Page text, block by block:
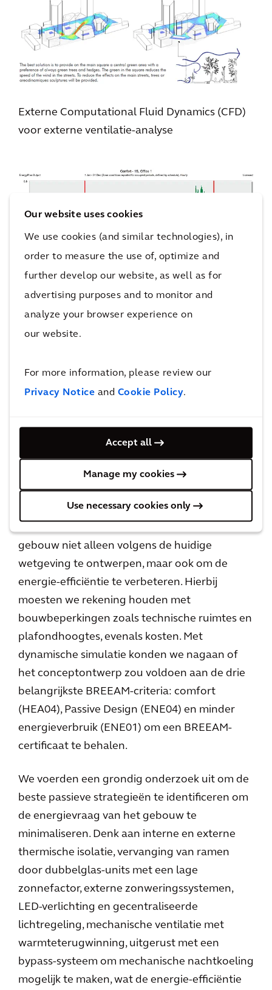
Our website uses cookies
We use cookies (and similar technologies), in
order to measure the use of, optimize and
further develop our website, as well as for
advertising purposes and to monitor and
analyze your browser experience on
our website.
For more information, please review our
Privacy Notice and Cookie Policy.
Accept all
Manage my cookies
Use necessary cookies only
Externe Computational Fluid Dynamics (CFD)
voor externe ventilatie-analyse
Predicted Mean Vote (PMV) index om het
thermisch comfort te berekenen
New Orban
herontwikkeling van drie verouderde
kantoorgebouwen waarvan één een
beschermd monument is – begeleidden we
onze klant bij het maken van technische en
gebouw niet alleen volgens de huidige
wetgeving te ontwerpen, maar ook om de
energie-efficiëntie te verbeteren. Hierbij
moesten we rekening houden met
bouwbeperkingen zoals technische ruimtes en
plafondhoogtes, evenals kosten. Met
dynamische simulatie konden we nagaan of
het conceptontwerp zou voldoen aan de drie
belangrijkste BREEAM-criteria: comfort
(HEA04), Passive Design (ENE04) en minder
energieverbruik (ENE01) om een BREEAM-
certificaat te behalen.
We voerden een grondig onderzoek uit om de
beste passieve strategieën te identificeren om
de energievraag van het gebouw te
minimaliseren. Denk aan interne en externe
thermische isolatie, vervanging van ramen
door dubbelglas-units met een lage
zonnefactor, externe zonweringssystemen,
LED-verlichting en gecentraliseerde
lichtregeling, mechanische ventilatie met
warmteterugwinning, uitgerust met een
bypass-systeem om mechanische nachtkoeling
mogelijk te maken, wat de energie-efficiëntie